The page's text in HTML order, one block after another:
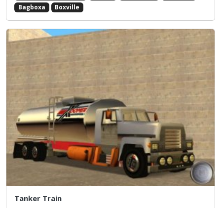
Bagboxa
Boxville
Tanker Train